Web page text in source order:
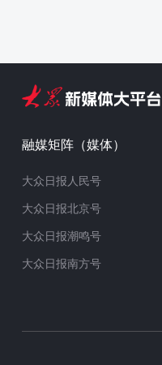
融媒矩阵（媒体）
大众日报人民号
大众日报北京号
大众日报潮鸣号
大众日报南方号